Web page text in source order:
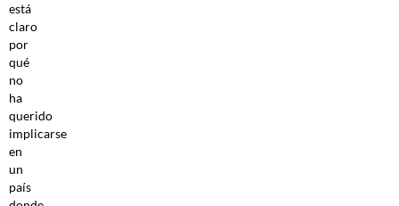
está
claro
por
qué
no
ha
querido
implicarse
en
un
país